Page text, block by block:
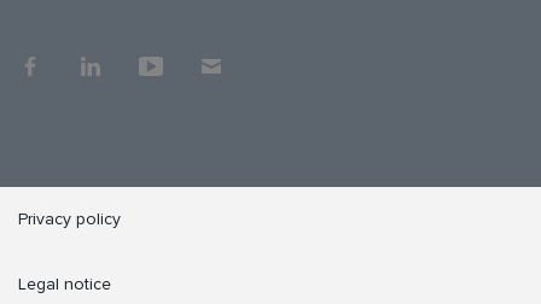
Privacy policy
Legal notice